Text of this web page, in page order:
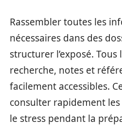
Rassembler toutes les
nécessaires dans des
structurer l’exposé.
recherche, notes et
facilement accessibles.
consulter rapidement les
le stress pendant la